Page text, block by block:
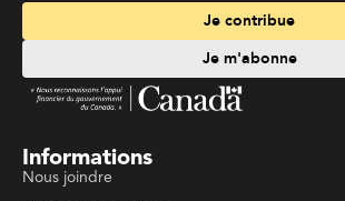
Je contribue
Je m'abonne
Informations
Nous joindre